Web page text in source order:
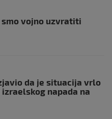
smo vojno uzvratiti
da je situacija vrlo
napada na